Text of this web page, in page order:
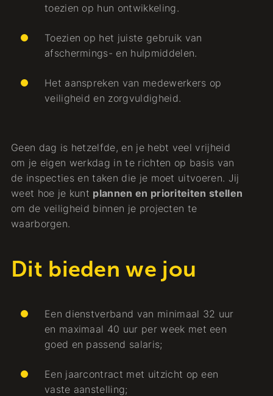
toezien op hun ontwikkeling.
Toezien op het juiste gebruik van
afschermings- en hulpmiddelen.
Het aanspreken van medewerkers op
veiligheid en zorgvuldigheid.
Geen dag is hetzelfde, en je hebt veel vrijheid
om je eigen werkdag in te richten op basis van
de inspecties en taken die je moet uitvoeren. Jij
weet hoe je kunt plannen en prioriteiten stellen
om de veiligheid binnen je projecten te
waarborgen.
Dit bieden we jou
Een dienstverband van minimaal 32 uur
en maximaal 40 uur per week met een
goed en passend salaris;
Een jaarcontract met uitzicht op een
vaste aanstelling;